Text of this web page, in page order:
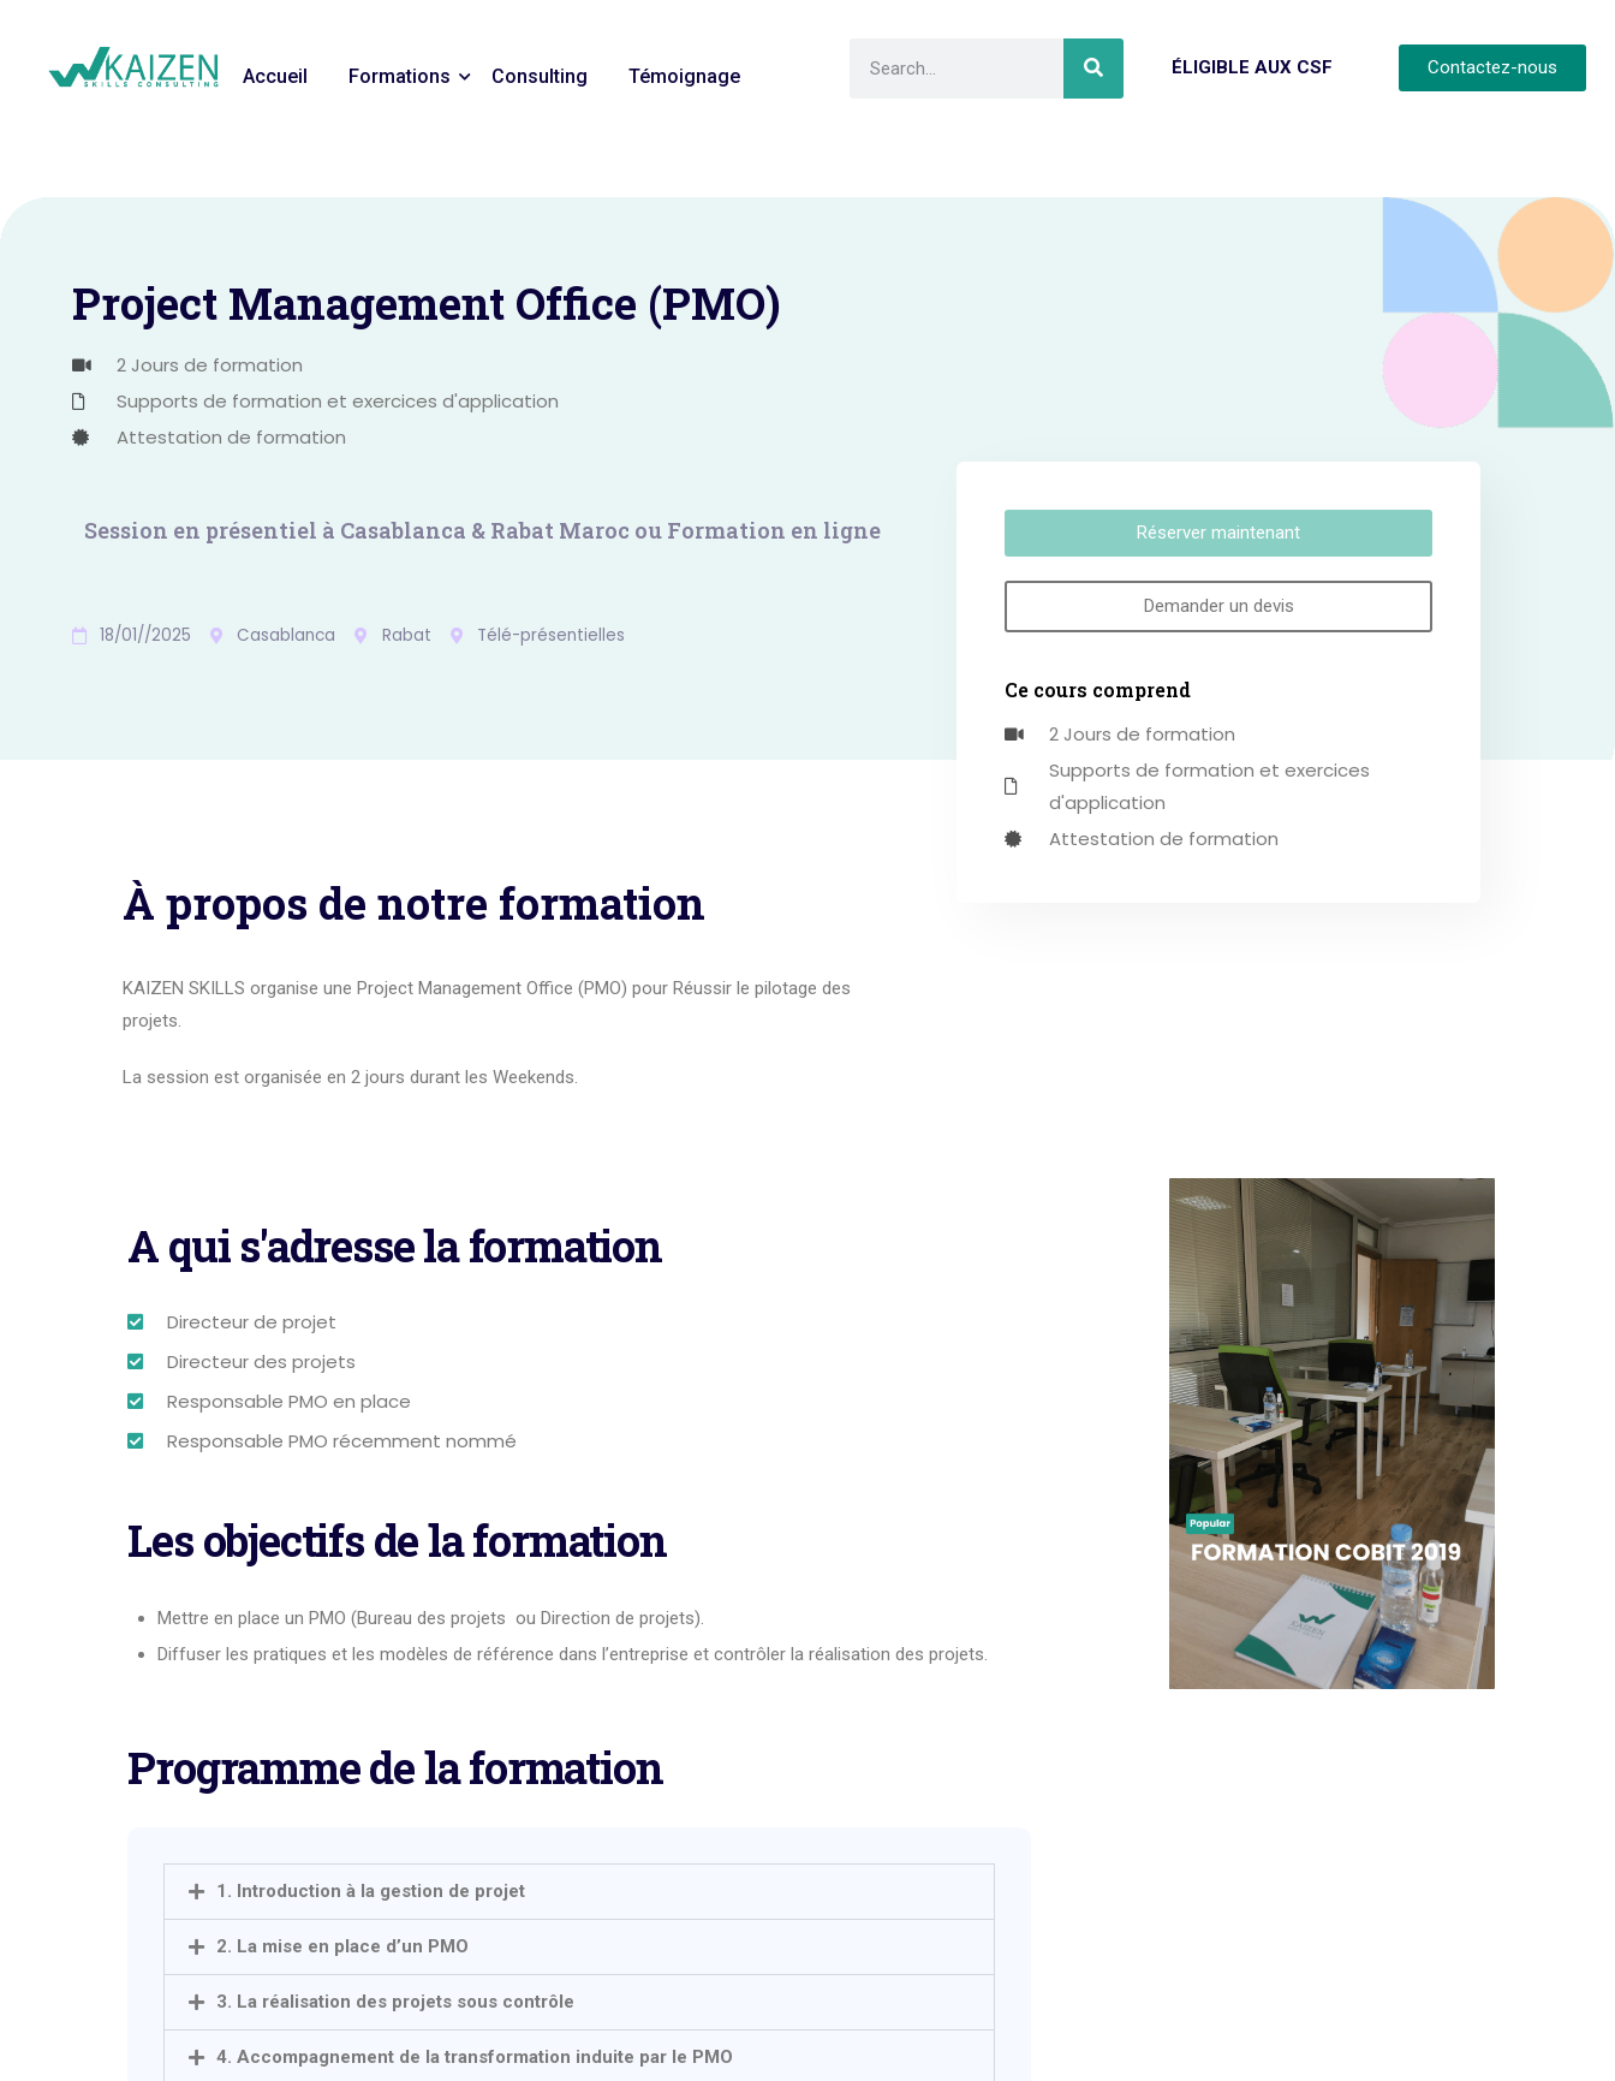
Accueil Formations Consulting Témoignage ÉLIGIBLE AUX CSF Contactez-nous
Project Management Office (PMO)
2 Jours de formation
Supports de formation et exercices d'application
Attestation de formation
Session en présentiel à Casablanca & Rabat Maroc ou Formation en ligne
18/01//2025 Casablanca Rabat Télé-présentielles
À propos de notre formation
KAIZEN SKILLS organise une Project Management Office (PMO) pour Réussir le pilotage des
projets.
La session est organisée en 2 jours durant les Weekends.
Réserver maintenant
Demander un devis
Ce cours comprend
2 Jours de formation
Supports de formation et exercices
d'application
Attestation de formation
A qui s'adresse la formation
Directeur de projet
Directeur des projets
Responsable PMO en place
Responsable PMO récemment nommé
Les objectifs de la formation
Mettre en place un PMO (Bureau des projets ou Direction de projets).
Diffuser les pratiques et les modèles de référence dans l’entreprise et contrôler la réalisation des projets.
Programme de la formation
1. Introduction à la gestion de projet
2. La mise en place d’un PMO
3. La réalisation des projets sous contrôle
4. Accompagnement de la transformation induite par le PMO